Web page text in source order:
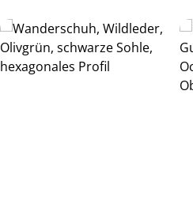
Produktgalerie überspringen